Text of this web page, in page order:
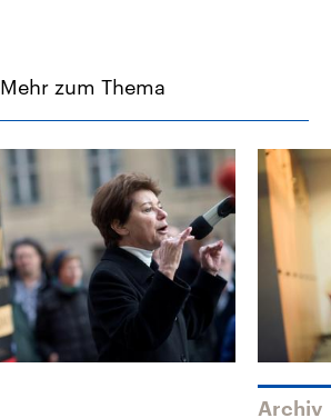
Mehr zum Thema
Archiv